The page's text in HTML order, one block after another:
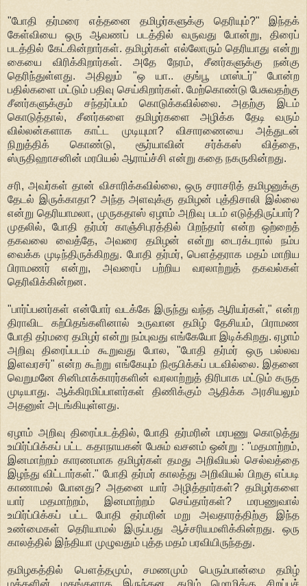
"போதி தர்மரை எத்தனை தமிழர்களுக்கு தெரியும்?" இந்தக்
கேள்வியை ஒரு ஆவணப் படத்தில் வருவது போன்று, திரைப்
படத்தில் கேட்கின்றார்கள். தமிழர்கள் எல்லோரும் தெரியாது என்று
கையை விரிக்கிறார்கள். அதே நேரம், சீனர்களுக்கு நன்கு
தெரிந்துள்ளது. அதிலும் "ஒ யா.. குங்பூ மாஸ்டர்" போன்ற
பதில்களை மட்டும் பதிவு செய்கிறார்கள். மேற்கொண்டு பேசுவதற்கு
சீனர்களுக்கும் சந்தர்ப்பம் கொடுக்கவில்லை. அதற்கு இடம்
கொடுத்தால், சீனர்களை தமிழர்களை அழிக்க தேடி வரும்
வில்லன்களாக காட்ட முடியுமா? விசாரணையை அத்துடன்
நிறுத்திக் கொண்டு, சூர்யாவின் சர்க்கஸ் வித்தை,
ஸ்ருதிஹாசனின் மரபியல் ஆராய்ச்சி என்று கதை நகருகின்றது.
சரி, அவர்கள் தான் விசாரிக்கவில்லை, ஒரு சராசரித் தமிழனுக்கு
தேடல் இருக்காதா? அந்த அளவுக்கு தமிழன் புத்திசாலி இல்லை
என்று தெரியாமலா, முருகதாஸ் ஏழாம் அறிவு படம் எடுத்திருப்பார்?
முதலில், போதி தர்மர் காஞ்சிபுரத்தில் பிறந்தார் என்ற ஒற்றைத்
தகவலை வைத்தே, அவரை தமிழன் என்று டைரக்டரால் நம்ப
வைக்க முடிந்திருக்கிறது. போதி தர்மர், பௌத்தராக மதம் மாறிய
பிராமணர் என்று, அவரைப் பற்றிய வரலாற்றுத் தகவல்கள்
தெரிவிக்கின்றன.
"பார்ப்பனர்கள் என்போர் வடக்கே இருந்து வந்த ஆரியர்கள்," என்ற
திராவிட கற்பிதங்களினால் உருவான தமிழ் தேசியம், பிராமண
போதி தர்மரை தமிழர் என்று நம்புவது எங்கேயோ இடிக்கிறது. ஏழாம்
அறிவு திரைப்படம் கூறுவது போல, "போதி தர்மர் ஒரு பல்லவ
இளவரசர்" என்ற கூற்று எங்கேயும் நிரூபிக்கப் படவில்லை. இதனை
வெறுமனே சினிமாக்காரர்களின் வரலாற்றுத் திரிபாக மட்டும் கருத
முடியாது. ஆக்கிரமிப்பாளர்கள் திணிக்கும் ஆதிக்க அரசியலும்
அதனுள் அடங்கியுள்ளது.
ஏழாம் அறிவு திரைப்படத்தில், போதி தர்மரின் மரபணு கொடுத்து
உயிர்ப்பிக்கப் பட்ட கதாநாயகன் பேசும் வசனம் ஒன்று : "மதமாற்றம்,
இனமாற்றம் காரணமாக தமிழர்கள் தமது அறிவியல் செல்வத்தை
இழந்து விட்டார்கள்." போதி தர்மர் காலத்து அறிவியல் பிறகு எப்படி
காணாமல் போனது? அதனை யார் அழித்தார்கள்? தமிழர்களை
யார் மதமாற்றம், இனமாற்றம் செய்தார்கள்? மரபணுவால்
உயிர்ப்பிக்கப் பட்ட போதி தர்மரின் மறு அவதாரத்திற்கு இந்த
உண்மைகள் தெரியாமல் இருப்பது ஆச்சரியமளிக்கின்றது. ஒரு
காலத்தில் இந்தியா முழுவதும் புத்த மதம் பரவியிருந்தது.
தமிழகத்தில் பௌத்தமும், சமணமும் பெரும்பான்மை தமிழ்
மக்களின் மதங்களாக இருந்தன. தமிழ் மொழிக்கு சிறப்புச்